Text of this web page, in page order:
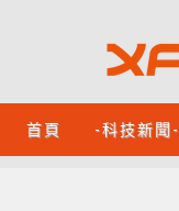
首頁 -科技新聞-